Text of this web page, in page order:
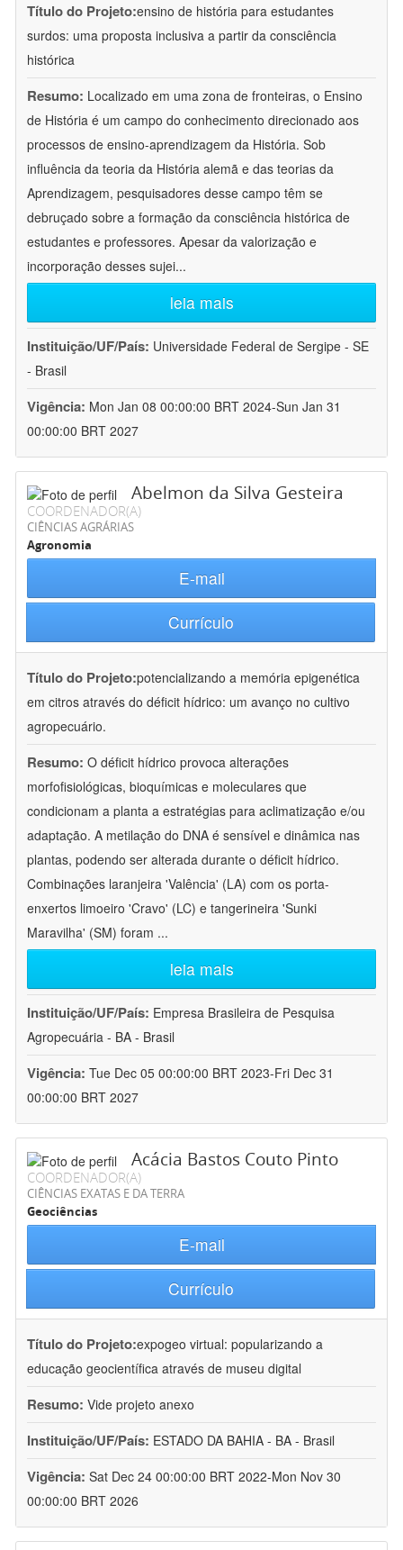
Título do Projeto:ensino de história para estudantes
surdos: uma proposta inclusiva a partir da consciência
histórica
Resumo: Localizado em uma zona de fronteiras, o Ensino
de História é um campo do conhecimento direcionado aos
processos de ensino-aprendizagem da História. Sob
influência da teoria da História alemã e das teorias da
Aprendizagem, pesquisadores desse campo têm se
debruçado sobre a formação da consciência histórica de
estudantes e professores. Apesar da valorização e
incorporação desses sujei...
leia mais
Instituição/UF/País: Universidade Federal de Sergipe - SE
- Brasil
Vigência: Mon Jan 08 00:00:00 BRT 2024-Sun Jan 31
00:00:00 BRT 2027
Abelmon da Silva Gesteira
COORDENADOR(A)
CIÊNCIAS AGRÁRIAS
Agronomia
E-mail
Currículo
Título do Projeto:potencializando a memória epigenética
em citros através do déficit hídrico: um avanço no cultivo
agropecuário.
Resumo: O déficit hídrico provoca alterações
morfofisiológicas, bioquímicas e moleculares que
condicionam a planta a estratégias para aclimatização e/ou
adaptação. A metilação do DNA é sensível e dinâmica nas
plantas, podendo ser alterada durante o déficit hídrico.
Combinações laranjeira 'Valência' (LA) com os porta-
enxertos limoeiro 'Cravo' (LC) e tangerineira 'Sunki
Maravilha' (SM) foram ...
leia mais
Instituição/UF/País: Empresa Brasileira de Pesquisa
Agropecuária - BA - Brasil
Vigência: Tue Dec 05 00:00:00 BRT 2023-Fri Dec 31
00:00:00 BRT 2027
Acácia Bastos Couto Pinto
COORDENADOR(A)
CIÊNCIAS EXATAS E DA TERRA
Geociências
E-mail
Currículo
Título do Projeto:expogeo virtual: popularizando a
educação geocientífica através de museu digital
Resumo: Vide projeto anexo
Instituição/UF/País: ESTADO DA BAHIA - BA - Brasil
Vigência: Sat Dec 24 00:00:00 BRT 2022-Mon Nov 30
00:00:00 BRT 2026